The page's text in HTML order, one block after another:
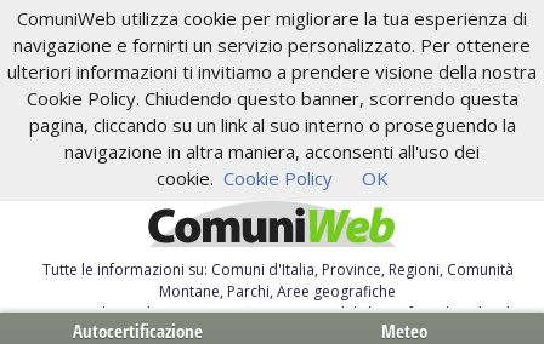
ComuniWeb utilizza cookie per migliorare la tua esperienza di
navigazione e fornirti un servizio personalizzato. Per ottenere
ulteriori informazioni ti invitiamo a prendere visione della nostra
Cookie Policy. Chiudendo questo banner, scorrendo questa
pagina, cliccando su un link al suo interno o proseguendo la
navigazione in altra maniera, acconsenti all'uso dei
cookie. Cookie Policy OK
Tutte le informazioni su: Comuni d'Italia, Province, Regioni, Comunità
Montane, Parchi, Aree geografiche
Servizi al Cittadino. Autocertificazione, moduli, leggi, free download
Autocertificazione
Meteo